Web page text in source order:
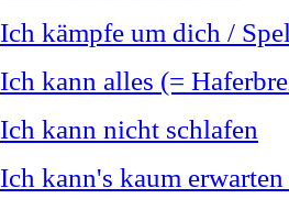
Ich kämpfe um dich /
Ich kann alles (=
Ich kann nicht schlafen
Ich kann's kaum